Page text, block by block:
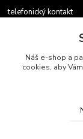
telefonický kontakt
v pracovných dňoch
Náš e-shop a
cookies, aby